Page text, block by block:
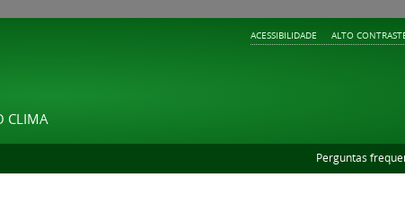
ACESSIBILIDADE ALTO
CLIMA
Perguntas